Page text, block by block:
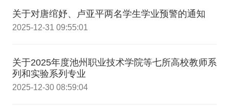
关于对唐绾妤、卢亚平两名学生学业预警的通知
2025-12-31 09:55:01
关于2025年度池州职业技术学院等七所高校教师系
列和实验系列专业
2025-12-30 08:59:04